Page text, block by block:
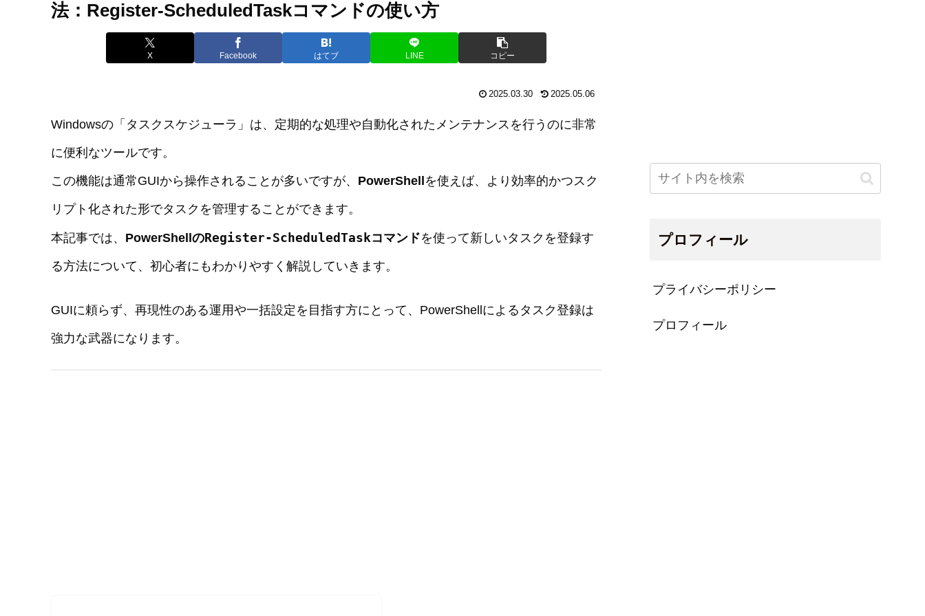
法：Register-ScheduledTaskコマンドの使い方
X Facebook はてブ LINE コピー
2025.03.30 2025.05.06
Windowsの「タスクスケジューラ」は、定期的な処理や自動化されたメンテナンスを行うのに非常
に便利なツールです。
この機能は通常GUIから操作されることが多いですが、 PowerShell を使えば、より効率的かつスク
リプト化された形でタスクを管理することができます。
本記事では、 PowerShellのRegister-ScheduledTaskコマンドを使って新しいタスクを登録す
る方法について、初心者にもわかりやすく解説していきます。
GUIに頼らず、再現性のある運用や一括設定を目指す方にとって、PowerShellによるタスク登録は
強力な武器になります。
プロフィール
プライバシーポリシー
プロフィール